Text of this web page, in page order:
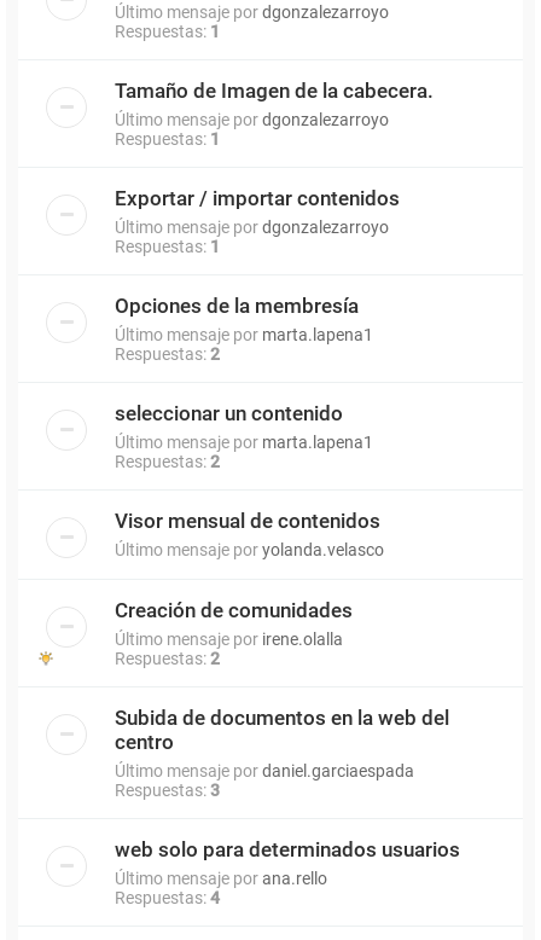
Último mensaje pordgonzalezarroyo
Respuestas: 1
Tamaño de Imagen de la cabecera.
Último mensaje pordgonzalezarroyo
Respuestas: 1
Exportar / importar contenidos
Último mensaje pordgonzalezarroyo
Respuestas: 1
Opciones de la membresía
Último mensaje por marta.lapena1
Respuestas:2
seleccionar un contenido
Último mensaje por marta.lapena1
Respuestas:2
Visor mensual de contenidos
Último mensaje poryolanda.velasco
Creación de comunidades
Último mensaje por irene.olalla
Respuestas:2
Subida de documentos en la web del
centro
Último mensaje pordaniel.garciaespada
Respuestas:3
web solo para determinados usuarios
Último mensaje porana.rello
Respuestas:4